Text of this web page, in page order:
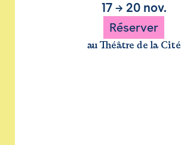
17→ 20 nov.
Réserver
au Théâtre de la Cité